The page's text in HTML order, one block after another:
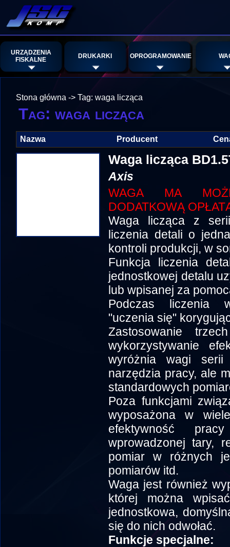
URZĄDZENIA
FISKALNE
DRUKARKI OPROGRAMOWANIE
Stona główna -> Tag: waga licząca
Tag: waga licząca
Nazwa Producent
Waga licząca
Axis
WAGA MA
DODATKOWĄ
Waga licząca z
liczenia detali o
kontroli produkcji, w
Funkcja liczenia
jednostkowej detalu
lub wpisanej za
Podczas liczenia
"uczenia się"
Zastosowanie
wykorzystywanie
wyróżnia wagi serii
narzędzia pracy, ale
standardowych
Poza funkcjami
wyposażona w
efektywność
wprowadzonej tary,
pomiar w różnych
pomiarów itd.
Waga jest również
której można
jednostkowa,
się do nich odwołać.
Funkcje specjalne: